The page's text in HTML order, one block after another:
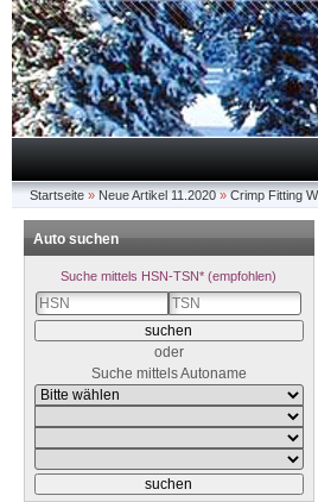
Startseite » Neue Artikel 11.2020 » Crimp Fitting
Auto suchen
Suche mittels HSN-TSN* (empfohlen)
oder
Suche mittels Autoname